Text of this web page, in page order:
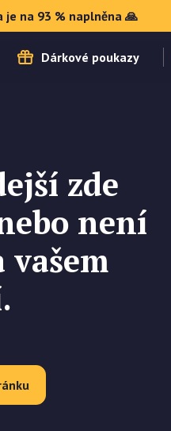
na 93 % naplněna 🙏
Dárkové poukazy
zde
není